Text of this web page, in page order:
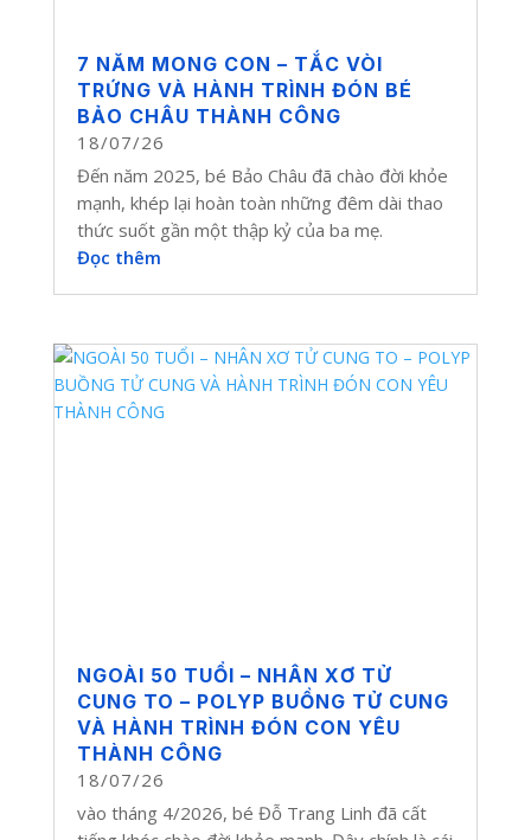
7 NĂM MONG CON – TẮC VÒI
TRỨNG VÀ HÀNH TRÌNH ĐÓN BÉ
BẢO CHÂU THÀNH CÔNG
18/07/26
Đến năm 2025, bé Bảo Châu đã chào đời khỏe
mạnh, khép lại hoàn toàn những đêm dài thao
thức suốt gần một thập kỷ của ba mẹ.
Đọc thêm
NGOÀI 50 TUỔI – NHÂN XƠ TỬ
CUNG TO – POLYP BUỒNG TỬ CUNG
VÀ HÀNH TRÌNH ĐÓN CON YÊU
THÀNH CÔNG
18/07/26
vào tháng 4/2026, bé Đỗ Trang Linh đã cất